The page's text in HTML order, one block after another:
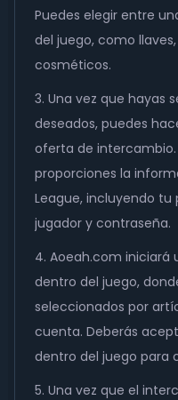
Puedes elegir entre
del juego, como
cosméticos.
3. Una vez que hayas
deseados, puedes
oferta de intercambio.
proporciones la
League, incluyendo
jugador y contraseña.
4. Aoeah.com
dentro del juego,
seleccionados por
cuenta. Deberás
dentro del juego para
5. Una vez que el